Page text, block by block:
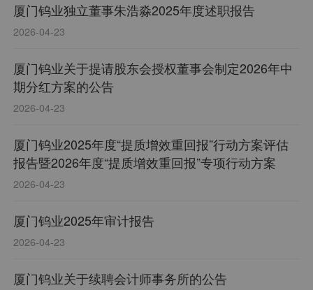
厦门钨业独立董事朱浩淼2025年度述职报告
2026-04-23
厦门钨业关于提请股东会授权董事会制定2026年中
期分红方案的公告
2026-04-23
厦门钨业2025年度“提质增效重回报”行动方案评估
报告暨2026年度“提质增效重回报”专项行动方案
2026-04-23
厦门钨业2025年审计报告
2026-04-23
厦门钨业关于续聘会计师事务所的公告